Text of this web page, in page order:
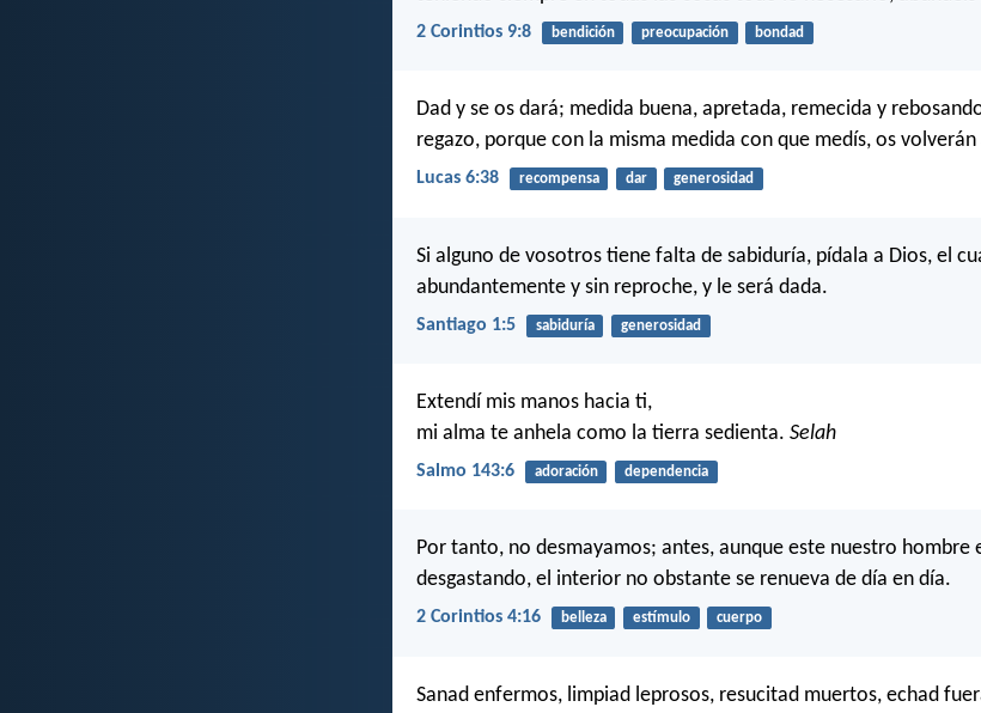
2 Corintios 9:8 bendición preocupación bondad
Dad y se os dará; medida buena, apretada, remecida y
regazo, porque con la misma medida con que medís, os volverán
Lucas 6:38 recompensa dar generosidad
Si alguno de vosotros tiene falta de sabiduría, pídala a Dios, el
abundantemente y sin reproche, y le será dada.
Santiago 1:5 sabiduría generosidad
Extendí mis manos hacia ti,
mi alma te anhela como la tierra sedienta. Selah
Salmo 143:6 adoración dependencia
Por tanto, no desmayamos; antes, aunque este nuestro hombre
desgastando, el interior no obstante se renueva de día en día.
2 Corintios 4:16 belleza estímulo cuerpo
Sanad enfermos, limpiad leprosos, resucitad muertos, echad